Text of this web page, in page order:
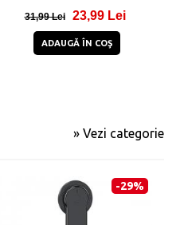
31,99 Lei 23,99 Lei
ADAUGĂ ÎN COŞ
» Vezi categorie
-29%